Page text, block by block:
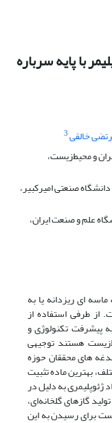
با پایه سرباره
خالقی3
و محیط‌زیست،
صنعتی امیرکبیر،
علم و صنعت ایران،
ای ریزدانه یا به
طرفی استفاده از
پیشرفت تکنولوژی و
هستند توجیهی
های محققان حوزه
بهترین ماده تثبیت
ژئوپلیمری به دلیل در
گازهای گلخانه‌ای،
برای رسیدن به این